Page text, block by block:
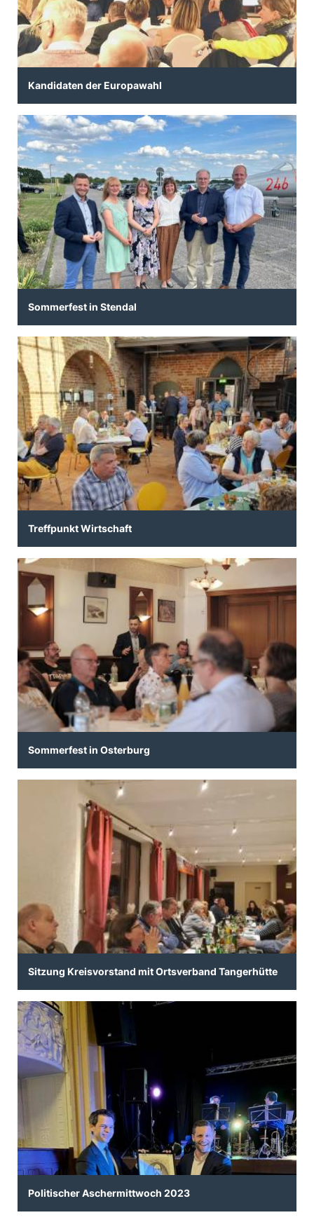
Kandidaten der Europawahl
Sommerfest in Stendal
Treffpunkt Wirtschaft
Sommerfest in Osterburg
Sitzung Kreisvorstand mit Ortsverband Tangerhütte
Politischer Aschermittwoch 2023